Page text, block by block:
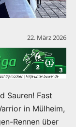
22. März 2026
Sauren! Fast
in Mülheim,
Rennen über